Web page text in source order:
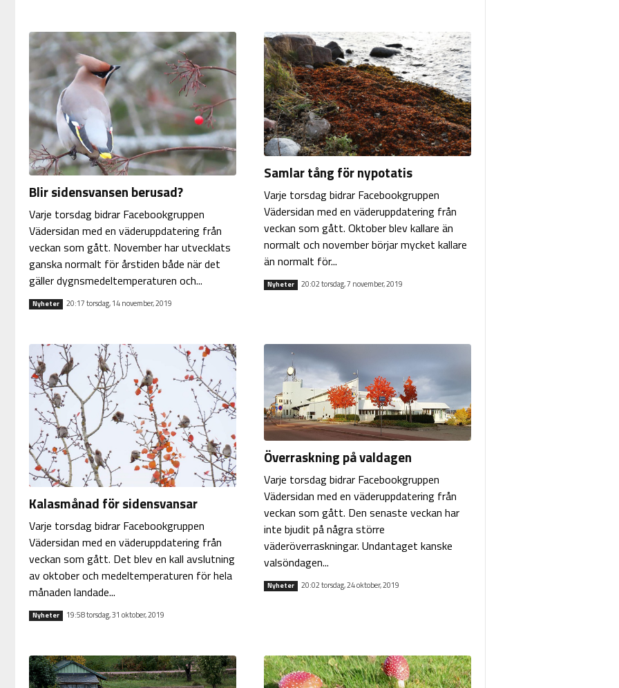
Blir sidensvansen berusad?
Varje torsdag bidrar Facebookgruppen
Vädersidan med en väderuppdatering från
veckan som gått. November har utvecklats
ganska normalt för årstiden både när det
gäller dygnsmedeltemperaturen och...
Nyheter 20:17 torsdag, 14 november, 2019
Samlar tång för nypotatis
Varje torsdag bidrar Facebookgruppen
Vädersidan med en väderuppdatering från
veckan som gått. Oktober blev kallare än
normalt och november börjar mycket kallare
än normalt för...
Nyheter 20:02 torsdag, 7 november, 2019
Kalasmånad för sidensvansar
Varje torsdag bidrar Facebookgruppen
Vädersidan med en väderuppdatering från
veckan som gått. Det blev en kall avslutning
av oktober och medeltemperaturen för hela
månaden landade...
Nyheter 19:58 torsdag, 31 oktober, 2019
Överraskning på valdagen
Varje torsdag bidrar Facebookgruppen
Vädersidan med en väderuppdatering från
veckan som gått. Den senaste veckan har
inte bjudit på några större
väderöverraskningar. Undantaget kanske
valsöndagen...
Nyheter 20:02 torsdag, 24 oktober, 2019